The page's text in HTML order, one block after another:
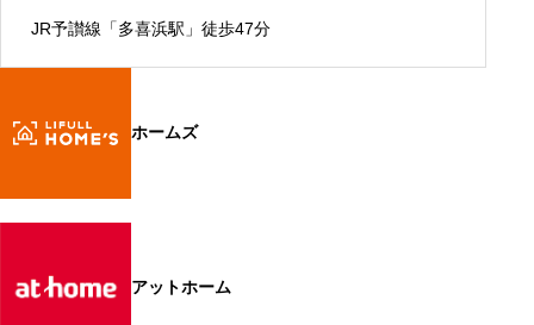
JR予讃線「多喜浜駅」徒歩47分
ホームズ
アットホーム